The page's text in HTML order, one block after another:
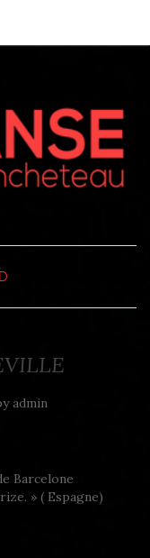
admin
Barcelone
» ( Espagne)